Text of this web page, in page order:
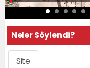
Neler Söylendi?
Site